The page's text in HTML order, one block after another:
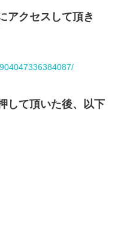
アクセスして頂き
して頂いた後、以下